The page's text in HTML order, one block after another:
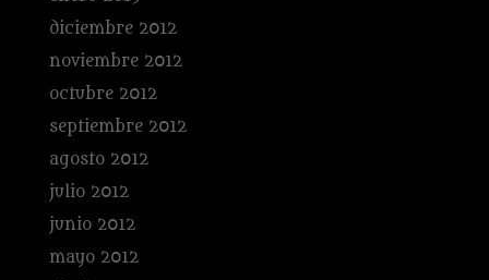
diciembre 2012
noviembre 2012
octubre 2012
septiembre 2012
agosto 2012
julio 2012
junio 2012
mayo 2012